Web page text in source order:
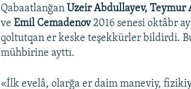
Qabaatlanğan Uzeir Abdullayev, Teymur
veEmil Cemadenov2016 senesi oktâbr
qoltutqan er keske teşekkürler bildirdi.
mühbirine ayttı.
«İlk evelâ, olarğa er daim maneviy,